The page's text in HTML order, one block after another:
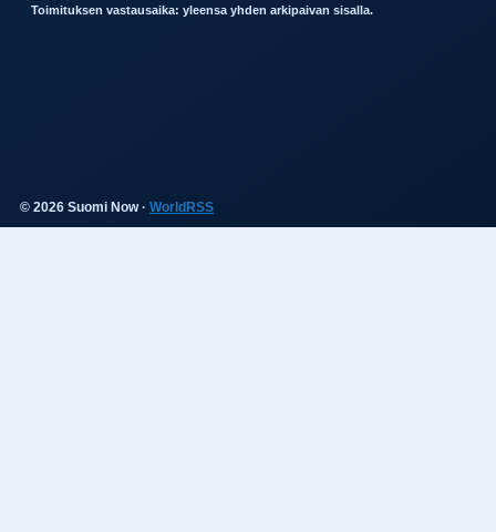
Toimituksen vastausaika: yleensa yhden arkipaivan sisalla.
© 2026 Suomi Now · WorldRSS